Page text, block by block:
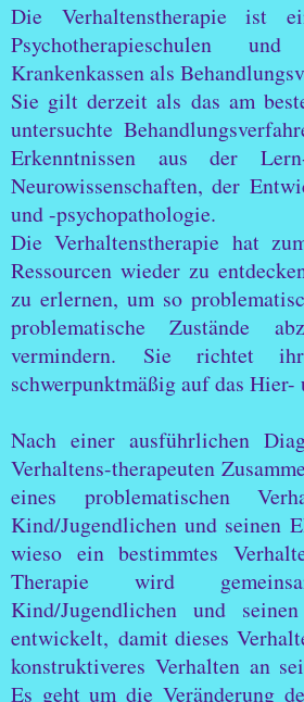
Die Verhaltenstherapie ist
Psychotherapieschulen
Krankenkassen als
Sie gilt derzeit als das am
untersuchte
Erkenntnissen aus der
Neurowissenschaften, der
und -psychopathologie.
Die Verhaltenstherapie hat
Ressourcen wieder zu
zu erlernen, um so
problematische Zustände
vermindern. Sie richtet
schwerpunktmäßig auf das Hier-
Nach einer ausführlichen
Verhaltens-therapeuten
eines problematischen
Kind/Jugendlichen und seinen
wieso ein bestimmtes
Therapie wird
Kind/Jugendlichen und
entwickelt, damit dieses
konstruktiveres Verhalten an
Es geht um die Veränderung